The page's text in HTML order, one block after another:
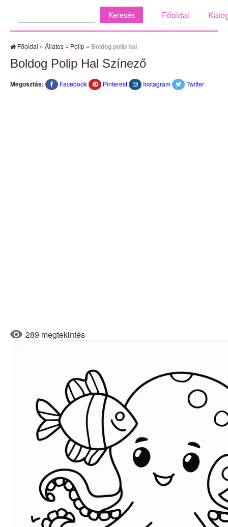
Főoldal
Főoldal » Állatos » Polip » Boldog polip hal
Boldog Polip Hal Színező
Megosztás: Facebook Pinterest Instagram Twitter
289 megtekintés